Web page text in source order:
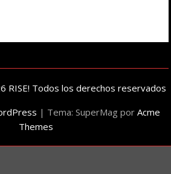
RISE! Todos los derechos reservados
| Tema: SuperMag por Acme
Themes